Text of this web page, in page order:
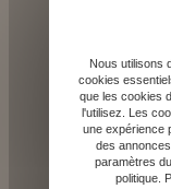
Nous utilisons
cookies
que les cookies
l'utilisez. Les
une expérience
des
paramètres
politique.